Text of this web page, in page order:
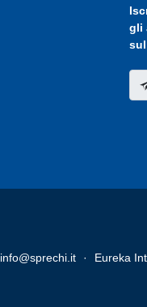
gli
info@sprechi.it · Eureka